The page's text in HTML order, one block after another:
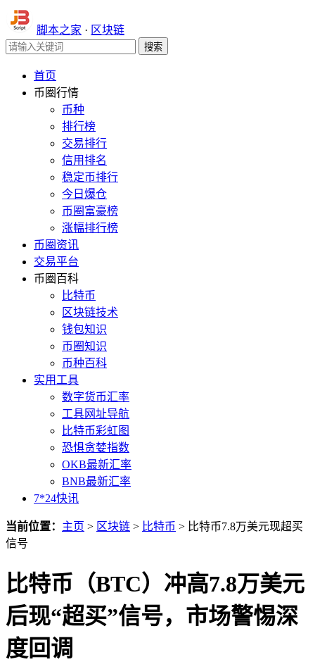
脚本之家 · 区块链
首页
币圈行情
币种
排行榜
交易排行
信用排名
稳定币排行
今日爆仓
币圈富豪榜
涨幅排行榜
币圈资讯
交易平台
币圈百科
比特币
区块链技术
钱包知识
币圈知识
币种百科
实用工具
数字货币汇率
工具网址导航
比特币彩虹图
恐惧贪婪指数
OKB最新汇率
BNB最新汇率
7*24快讯
当前位置： 主页 > 区块链 > 比特币 > 比特币7.8万美元现超买
信号
比特币（BTC）冲高7.8万美元
后现“超买”信号，市场警惕深
度回调